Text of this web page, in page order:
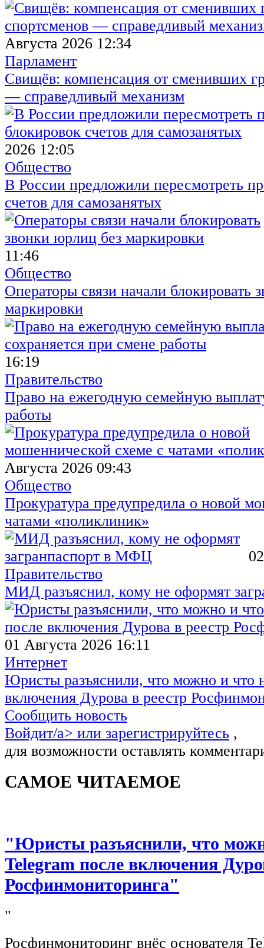
Августа 2026 12:34
Парламент
Свищёв: компенсация от сменивших
— справедливый механизм
2026 12:05
Общество
В России предложили пересмотреть
счетов для самозанятых
11:46
Общество
Операторы связи начали блокировать
маркировки
16:19
Правительство
Право на ежегодную семейную
работы
Августа 2026 09:43
Общество
Прокуратура предупредила о новой
чатами «поликлиник»
Правительство
МИД разъяснил, кому не оформят
01 Августа 2026 16:11
Интернет
Юристы разъяснили, что можно и что
включения Дурова в реестр
Сообщить новость
Войдит/a> или зарегистрируйтесь ,
для возможности оставлять
САМОЕ ЧИТАЕМОЕ
"Юристы разъяснили, что
Telegram после включения
Росфинмониторинга"
"
Росфинмониторинг внёс основателя